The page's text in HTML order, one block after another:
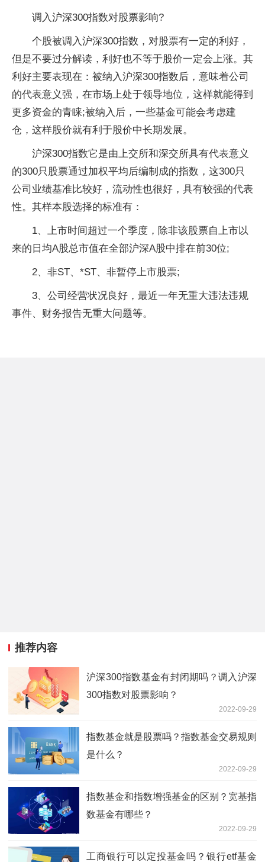
调入沪深300指数对股票影响?
个股被调入沪深300指数，对股票有一定的利好，
但是不要过分解读，利好也不等于股价一定会上涨。其
利好主要表现在：被纳入沪深300指数后，意味着公司
的代表意义强，在市场上处于领导地位，这样就能得到
更多资金的青睐;被纳入后，一些基金可能会考虑建
仓，这样股价就有利于股价中长期发展。
沪深300指数它是由上交所和深交所具有代表意义
的300只股票通过加权平均后编制成的指数，这300只
公司业绩基准比较好，流动性也很好，具有较强的代表
性。其样本股选择的标准有：
1、上市时间超过一个季度，除非该股票自上市以
来的日均A股总市值在全部沪深A股中排在前30位;
2、非ST、*ST、非暂停上市股票;
3、公司经营状况良好，最近一年无重大违法违规
事件、财务报告无重大问题等。
推荐内容
沪深300指数基金有封闭期吗？调入沪深
300指数对股票影响？
2022-09-29
指数基金就是股票吗？指数基金交易规则
是什么？
2022-09-29
指数基金和指数增强基金的区别？宽基指
数基金有哪些？
2022-09-29
工商银行可以定投基金吗？银行etf基金